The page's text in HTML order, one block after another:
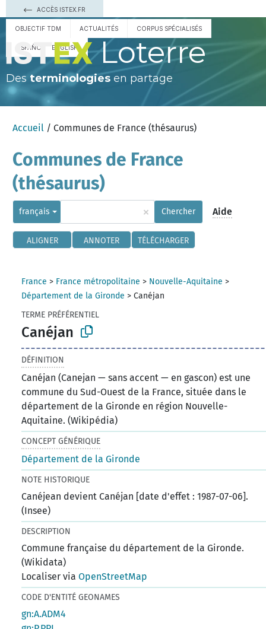
ACCÈS ISTEX.FR
OBJECTIF TDM ACTUALITÉS CORPUS SPÉCIALISÉS
ESPAÑOL ENGLISH Loterre
Des terminologies en partage
Accueil / Communes de France (thésaurus)
Communes de France
(thésaurus)
français × Chercher Aide
ALIGNER ANNOTER TÉLÉCHARGER
France > France métropolitaine > Nouvelle-Aquitaine >
Département de la Gironde >Canéjan
TERME PRÉFÉRENTIEL
Canéjan
DÉFINITION
Canéjan (Canejan — sans accent — en gascon) est une
commune du Sud-Ouest de la France, située dans le
département de la Gironde en région Nouvelle-
Aquitaine. (Wikipédia)
CONCEPT GÉNÉRIQUE
Département de la Gironde
NOTE HISTORIQUE
Canéjean devient Canéjan [date d'effet : 1987-07-06].
(Insee)
DESCRIPTION
Commune française du département de la Gironde.
(Wikidata)
Localiser viaOpenStreetMap
CODE D'ENTITÉ GEONAMES
gn:A.ADM4